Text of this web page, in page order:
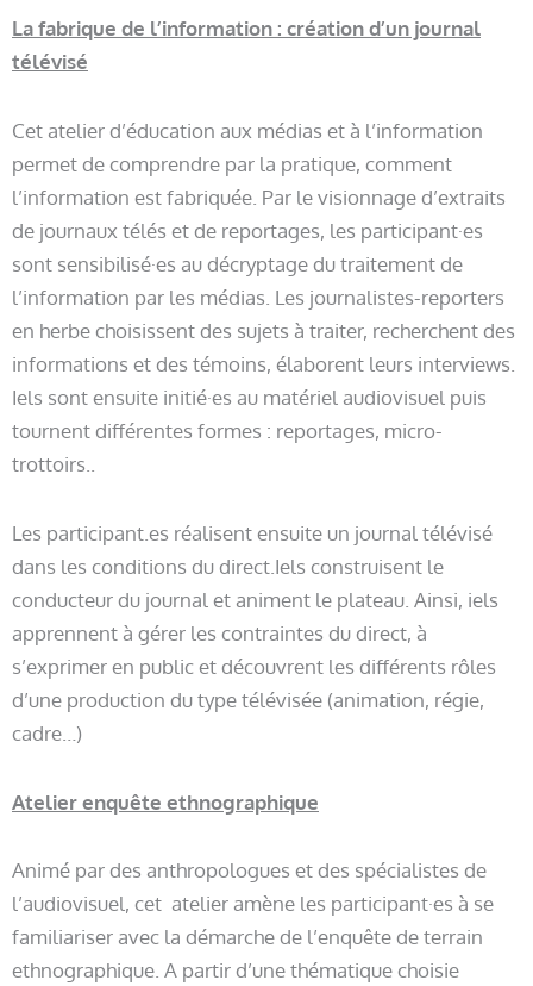
La fabrique de l’information : création d’un journal
télévisé
Cet atelier d’éducation aux médias et à l’information
permet de comprendre par la pratique, comment
l’information est fabriquée. Par le visionnage d’extraits
de journaux télés et de reportages, les participant·es
sont sensibilisé·es au décryptage du traitement de
l’information par les médias. Les journalistes-reporters
en herbe choisissent des sujets à traiter, recherchent des
informations et des témoins, élaborent leurs interviews.
Iels sont ensuite initié·es au matériel audiovisuel puis
tournent différentes formes : reportages, micro-
trottoirs..
Les participant.es réalisent ensuite un journal télévisé
dans les conditions du direct.Iels construisent le
conducteur du journal et animent le plateau. Ainsi, iels
apprennent à gérer les contraintes du direct, à
s’exprimer en public et découvrent les différents rôles
d’une production du type télévisée (animation, régie,
cadre…)
Atelier enquête ethnographique
Animé par des anthropologues et des spécialistes de
l’audiovisuel, cet atelier amène les participant·es à se
familiariser avec la démarche de l’enquête de terrain
ethnographique. A partir d’une thématique choisie